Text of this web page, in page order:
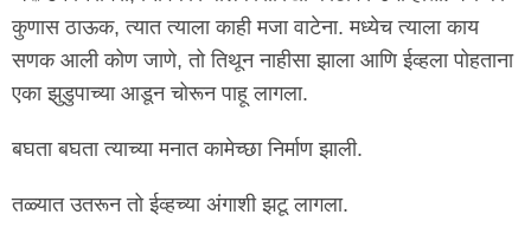
कुणास ठाऊक, त्यात त्याला काही मजा वाटेना. मध्येच त्याला काय
सणक आली कोण जाणे, तो तिथून नाहीसा झाला आणि ईव्हला पोहताना
एका झुडुपाच्या आडून चोरून पाहू लागला.
बघता बघता त्याच्या मनात कामेच्छा निर्माण झाली.
तळ्यात उतरून तो ईव्हच्या अंगाशी झटू लागला.